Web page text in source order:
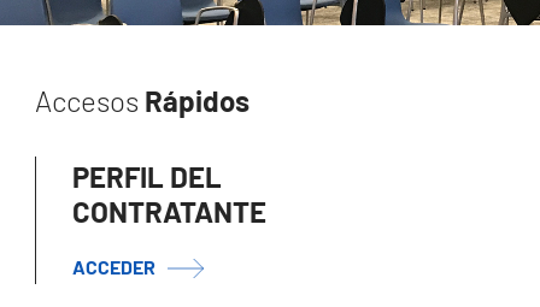
Accesos Rápidos
PERFIL DEL
CONTRATANTE
ACCEDER